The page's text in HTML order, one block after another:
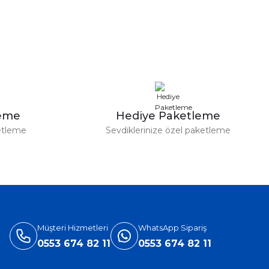
Hediye Paketleme
Sevdiklerinize özel paketleme
Müşteri Hizmetleri
0553 674 82 11
WhatsApp Sipariş
0553 674 82 11